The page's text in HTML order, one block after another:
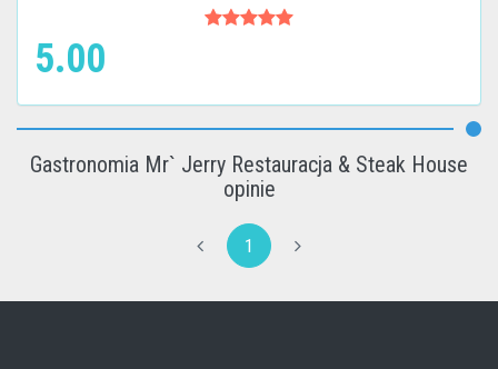
5.00
Gastronomia Mr` Jerry Restauracja & Steak House
opinie
1